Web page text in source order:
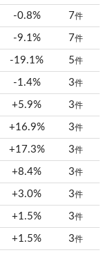
-0.8% 7件
-9.1% 7件
-19.1% 5件
-1.4% 3件
+5.9% 3件
+16.9% 3件
+17.3% 3件
+8.4% 3件
+3.0% 3件
+1.5% 3件
+1.5% 3件